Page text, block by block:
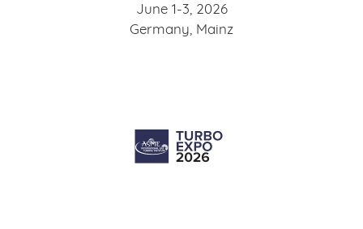
June 1-3, 2026
Germany, Mainz